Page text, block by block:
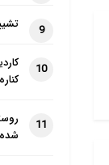
9
10
11